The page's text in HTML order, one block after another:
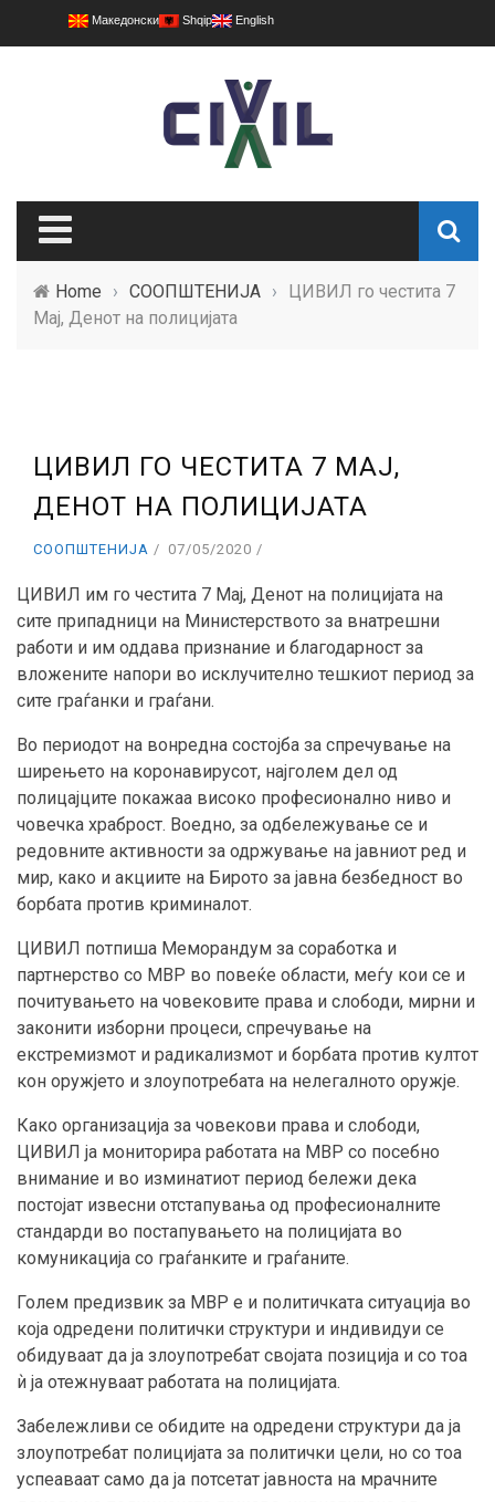
Македонски Shqip English
Home › СООПШТЕНИЈА ›
ЦИВИЛ го честита 7
Мај, Денот на полицијата
ЦИВИЛ ГО ЧЕСТИТА 7 МАЈ,
ДЕНОТ НА ПОЛИЦИЈАТА
СООПШТЕНИЈА 07/05/2020
ЦИВИЛ им го честита 7 Мај, Денот на полицијата на
сите припадници на Министерството за внатрешни
работи и им оддава признание и благодарност за
вложените напори во исклучително тешкиот период за
сите граѓанки и граѓани.
Во периодот на вонредна состојба за спречување на
ширењето на коронавирусот, најголем дел од
полицајците покажаа високо професионално ниво и
човечка храброст. Воедно, за одбележување се и
редовните активности за одржување на јавниот ред и
мир, како и акциите на Бирото за јавна безбедност во
борбата против криминалот.
ЦИВИЛ потпиша Меморандум за соработка и
партнерство со МВР во повеќе области, меѓу кои се и
почитувањето на човековите права и слободи, мирни и
законити изборни процеси, спречување на
екстремизмот и радикализмот и борбата против култот
кон оружјето и злоупотребата на нелегалното оружје.
Како организација за човекови права и слободи,
ЦИВИЛ ја мониторира работата на МВР со посебно
внимание и во изминатиот период бележи дека
постојат извесни отстапувања од професионалните
стандарди во постапувањето на полицијата во
комуникација со граѓанките и граѓаните.
Голем предизвик за МВР е и политичката ситуација во
која одредени политички структури и индивидуи се
обидуваат да ја злоупотребат својата позиција и со тоа
ѝ ја отежнуваат работата на полицијата.
Забележливи се обидите на одредени структури да ја
злоупотребат полицијата за политички цели, но со тоа
успеаваат само да ја потсетат јавноста на мрачните